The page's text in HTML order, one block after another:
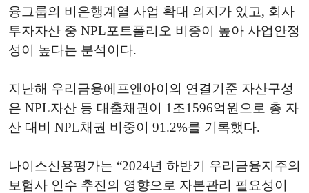
융그룹의 비은행계열 사업 확대 의지가 있고, 회사
투자자산 중 NPL포트폴리오 비중이 높아 사업안정
성이 높다는 분석이다.
지난해 우리금융에프앤아이의 연결기준 자산구성
은 NPL자산 등 대출채권이 1조1596억원으로 총 자
산 대비 NPL채권 비중이 91.2%를 기록했다.
나이스신용평가는 “2024년 하반기 우리금융지주의
보험사 인수 추진의 영향으로 자본관리 필요성이